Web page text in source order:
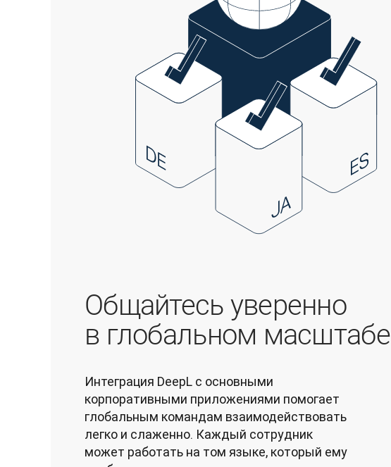
Общайтесь уверенно
в глобальном масштабе
Интеграция DeepL с основными
корпоративными приложениями помогает
глобальным командам взаимодействовать
легко и слаженно. Каждый сотрудник
может работать на том языке, который ему